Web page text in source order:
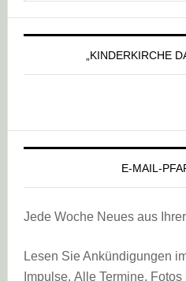
„KINDERKIRCHE
E-MAIL-
Jede Woche Neues aus
Lesen Sie Ankündigungen
Impulse. Alle Termine,